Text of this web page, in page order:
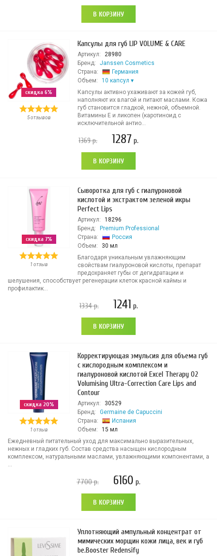
В КОРЗИНУ
скидка 6%
5 отзывов
Капсулы для губ LIP VOLUME & CARE
Артикул:
28980
Бренд:
Janssen Cosmetics
Страна:
Германия
Объем:
10 капсул
Капсулы активно ухаживают за кожей губ,
наполняют их влагой и питают маслами. Кожа
губ становится гладкой, нежной, объемной.
Витамины Е и ликопен (каротиноид с
исключительной антио...
1369р. 1287 р.
В КОРЗИНУ
скидка 7%
1 отзыв
Сыворотка для губ с гиалуроновой
кислотой и экстрактом зеленой икры
Perfect Lips
Артикул:
18296
Бренд:
Premium Professional
Страна:
Россия
Объем:
30 мл
Благодаря уникальным увлажняющим
свойствам гиалуроновой кислоты, препарат
предохраняет губы от дегидратации и
шелушения, способствует регенерации клеток красной каймы и
профилактик...
1334р. 1241 р.
В КОРЗИНУ
скидка 20%
1 отзыв
Корректирующая эмульсия для объема губ
с кислородным комплексом и
гиалуроновой кислотой Excel Therapy O2
Volumising Ultra-Correction Care Lips and
Contour
Артикул:
30529
Бренд:
Germaine de Capuccini
Страна:
Испания
Объем:
15 мл
Ежедневный питательный уход для максимально выразительных,
нежных и гладких губ. Состав средства насыщен кислородным
комплексом, натуральными маслами, увлажняющими компонентами, а
...
7700р. 6160 р.
В КОРЗИНУ
Уплотняющий ампульный концентрат от
мимических морщин кожи лица, век и губ
be.Booster Redensify